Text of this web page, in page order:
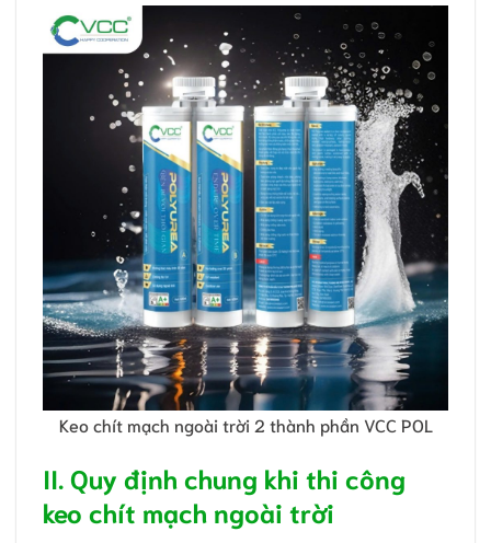
Keo chít mạch ngoài trời 2 thành phần VCC POL
II. Quy định chung khi thi công
keo chít mạch ngoài trời